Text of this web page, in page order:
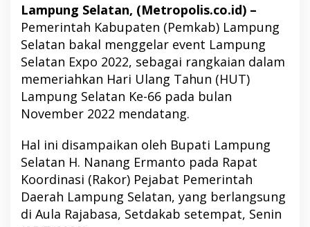
Lampung Selatan, (Metropolis.co.id) –
Pemerintah Kabupaten (Pemkab) Lampung
Selatan bakal menggelar event Lampung
Selatan Expo 2022, sebagai rangkaian dalam
memeriahkan Hari Ulang Tahun (HUT)
Lampung Selatan Ke-66 pada bulan
November 2022 mendatang.
Hal ini disampaikan oleh Bupati Lampung
Selatan H. Nanang Ermanto pada Rapat
Koordinasi (Rakor) Pejabat Pemerintah
Daerah Lampung Selatan, yang berlangsung
di Aula Rajabasa, Setdakab setempat, Senin